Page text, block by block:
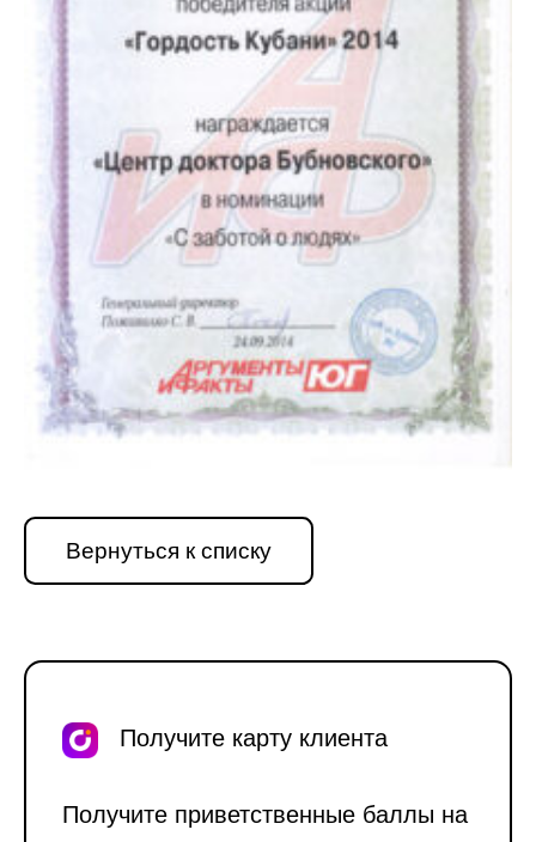
Получите карту клиента
Получите приветственные баллы на
Вернуться к списку